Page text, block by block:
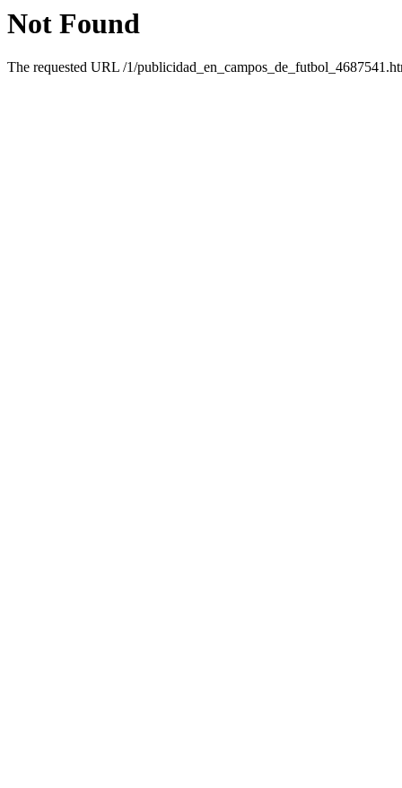
Not Found
The requested URL /1/